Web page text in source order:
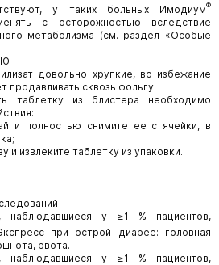
у таких больных Имодиум®
с осторожностью вследствие
метаболизма (см. раздел «Особые
довольно хрупкие, во избежание
продавливать сквозь фольгу.
таблетку из блистера необходимо
и полностью снимите ее с ячейки, в
и извлеките таблетку из упаковки.
наблюдавшиеся у ≥1 % пациентов,
при острой диарее: головная
рвота.
наблюдавшиеся у ≥1 % пациентов,